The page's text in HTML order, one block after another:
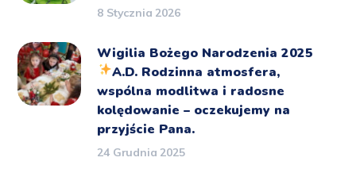
8 Stycznia 2026
Wigilia Bożego Narodzenia 2025
A.D. Rodzinna atmosfera,
wspólna modlitwa i radosne
kolędowanie – oczekujemy na
przyjście Pana.
24 Grudnia 2025